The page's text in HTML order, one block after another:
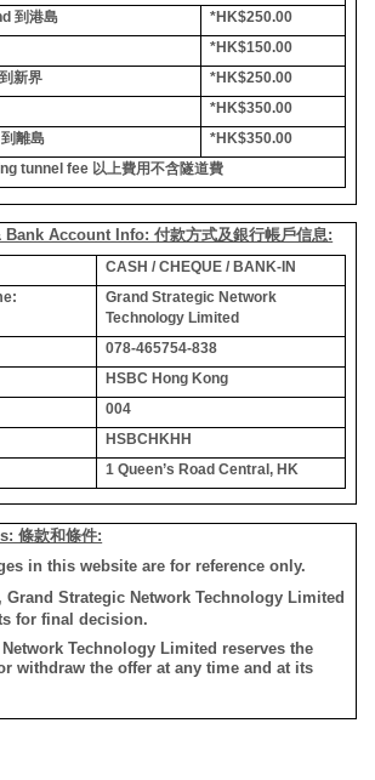
到港島
*HK$250.00
*HK$150.00
到新界
*HK$250.00
*HK$350.00
到離島
*HK$350.00
tunnel fee 以上費用不含隧道費
Account Info: 付款方式及銀行帳戶信息:
CASH / CHEQUE / BANK-IN
Grand Strategic Network
Technology Limited
078-465754-838
HSBC Hong Kong
004
HSBCHKHH
1 Queen’s Road Central, HK
條款和條件:
in this website are for reference only.
Grand Strategic Network Technology Limited
for final decision.
Technology Limited reserves the
withdraw the offer at any time and at its